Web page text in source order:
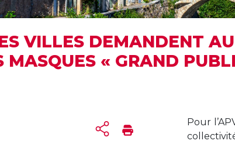
VILLES DEMANDENT
MASQUES « GRAND
Pour